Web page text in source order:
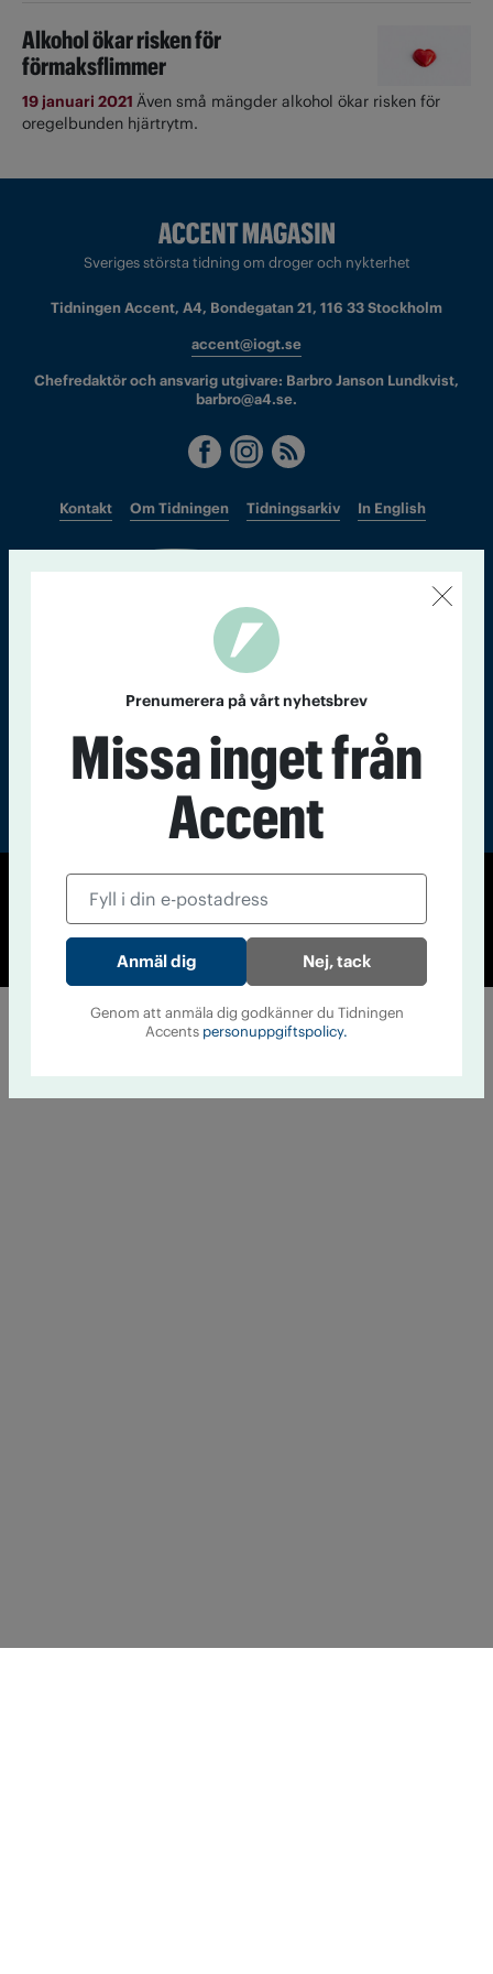
Alkohol ökar risken för
förmaksflimmer
19 januari 2021 Även små mängder alkohol ökar risken för
oregelbunden hjärtrytm.
Sveriges största tidning om droger och nykterhet
Tidningen Accent, A4, Bondegatan 21, 116 33 Stockholm
accent@iogt.se
Chefredaktör och ansvarig utgivare: Barbro Janson Lundkvist,
barbro@a4.se.
Kontakt Om Tidningen Tidningsarkiv In English
© Tidningen Accent 2026
Cookiepolicy
Personuppgiftspolicy
Prenumerera på vårt nyhetsbrev
Missa inget från
Accent
Nej, tack
Genom att anmäla dig godkänner du Tidningen
Accents personuppgiftspolicy.